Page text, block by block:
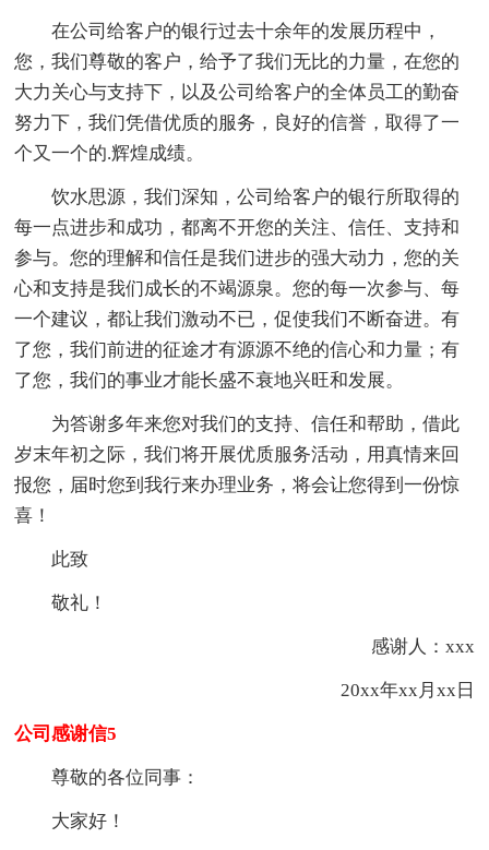
在公司给客户的银行过去十余年的发展历程中，
您，我们尊敬的客户，给予了我们无比的力量，在您的
大力关心与支持下，以及公司给客户的全体员工的勤奋
努力下，我们凭借优质的服务，良好的信誉，取得了一
个又一个的.辉煌成绩。
饮水思源，我们深知，公司给客户的银行所取得的
每一点进步和成功，都离不开您的关注、信任、支持和
参与。您的理解和信任是我们进步的强大动力，您的关
心和支持是我们成长的不竭源泉。您的每一次参与、每
一个建议，都让我们激动不已，促使我们不断奋进。有
了您，我们前进的征途才有源源不绝的信心和力量；有
了您，我们的事业才能长盛不衰地兴旺和发展。
为答谢多年来您对我们的支持、信任和帮助，借此
岁末年初之际，我们将开展优质服务活动，用真情来回
报您，届时您到我行来办理业务，将会让您得到一份惊
喜！
此致
敬礼！
感谢人：xxx
20xx年xx月xx日
公司感谢信5
尊敬的各位同事：
大家好！